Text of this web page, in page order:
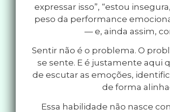
expressar isso”, “estou
peso da performance
— e, ainda assim,
Sentir não é o problema. O
se sente. E é justamente aqui
de escutar as emoções,
de forma
Essa habilidade não nasce